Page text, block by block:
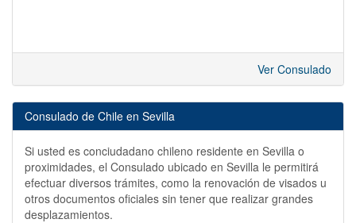
Ver Consulado
Consulado de Chile en Sevilla
Si usted es conciudadano chileno residente en Sevilla o
proximidades, el Consulado ubicado en Sevilla le permitirá
efectuar diversos trámites, como la renovación de visados u
otros documentos oficiales sin tener que realizar grandes
desplazamientos.